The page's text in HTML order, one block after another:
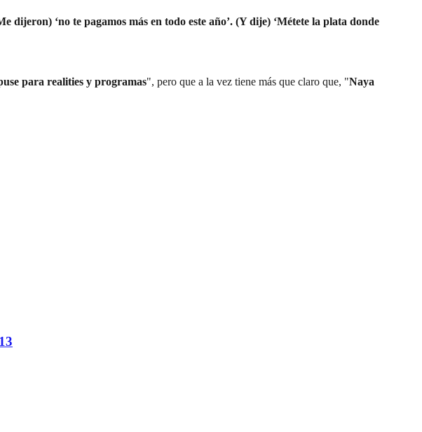
dijeron) ‘no te pagamos más en todo este año’. (Y dije) ‘Métete la plata donde
para realities y programas", pero que a la vez tiene más que claro que, "Naya